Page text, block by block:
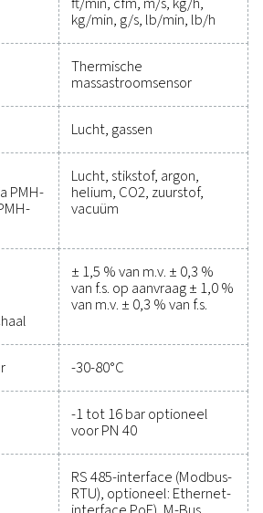
tools om
bij te houden,
te verbeteren
kosten te verlagen
nooit zo eenvoudig om uw
en tegelijkertijd nauwkeurige
Hoogwaardige meetapparatuur biedt
bewaking van kritieke parameters,
kunt optimaliseren, de
kostbare problemen kunt
zijn ontworpen voor duurzaamheid
en stellen u in staat om
te nemen en uw activiteiten op
vandaag nog contact met ons op
een upgrade van uw
en het operationele succes van uw
kan verbeteren.
op met onze specialisten op
gebied van meetapparatuur